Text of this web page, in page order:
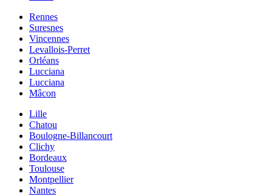
Rennes
Suresnes
Vincennes
Levallois-Perret
Orléans
Lucciana
Lucciana
Mâcon
Lille
Chatou
Boulogne-Billancourt
Clichy
Bordeaux
Toulouse
Montpellier
Nantes